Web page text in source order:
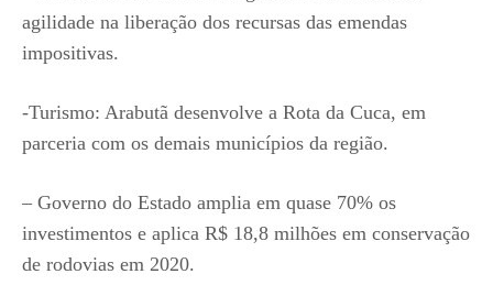
agilidade na liberação dos recursas das emendas
impositivas.
-Turismo: Arabutã desenvolve a Rota da Cuca, em
parceria com os demais municípios da região.
– Governo do Estado amplia em quase 70% os
investimentos e aplica R$ 18,8 milhões em conservação
de rodovias em 2020.